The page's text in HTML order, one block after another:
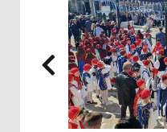
Previous